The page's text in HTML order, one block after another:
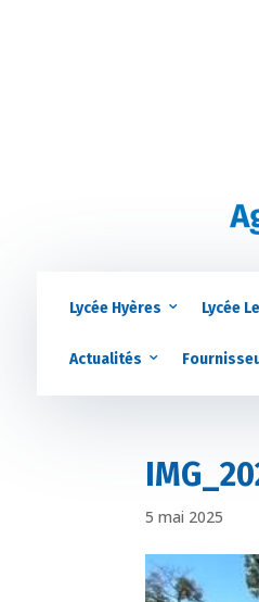
Lycée Hyères Lycée
Actualités
5 mai 2025